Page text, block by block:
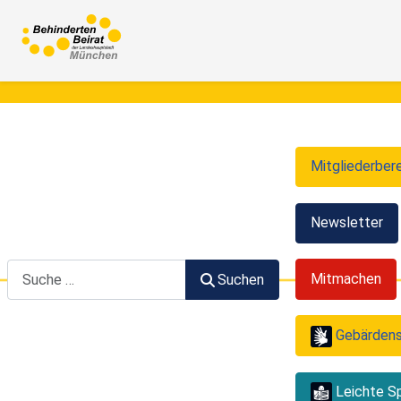
Suchen
Suchen
Newsletter
Mitmachen
Leichte